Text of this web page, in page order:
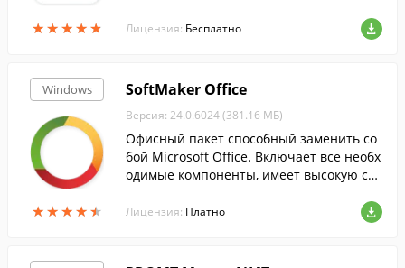
★★★★★
★★★★★ Лицензия: Бесплатно
Windows
★★★★★
★★★★★
SoftMaker Office
Версия: 24.0.6024 (381.16 МБ)
Офисный пакет способный заменить со
бой Microsoft Office. Включает все необх
одимые компоненты, имеет высокую ско
Лицензия: Платно